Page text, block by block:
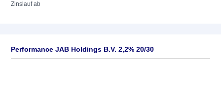
Zinslauf ab
Performance JAB Holdings B.V. 2,2% 20/30